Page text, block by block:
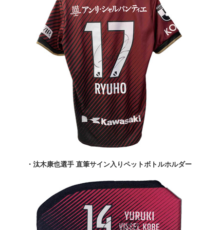
・汰木康也選手 直筆サイン入りペットボトルホルダー